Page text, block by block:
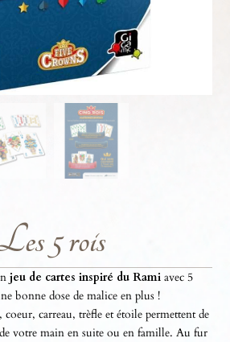
5 rois
jeu de cartes inspiré du Rami avec 5
bonne dose de malice en plus !
coeur, carreau, trèfle et étoile permettent de
votre main en suite ou en famille. Au fur